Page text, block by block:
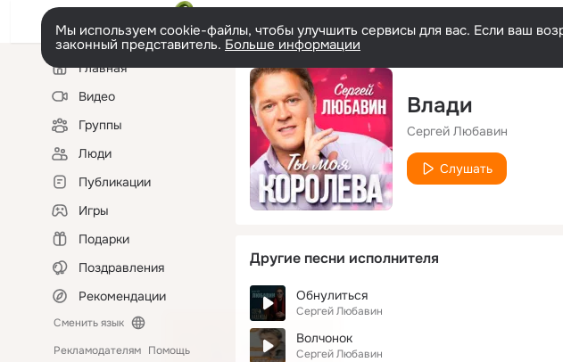
Мы используем cookie-файлы, чтобы улучшить сервисы для вас. Если ваш
законный представитель. Больше информации
Левая
колонкаГлавная
Видео
Группы
Люди
Публикации
Игры
Подарки
Поздравления
Рекомендации
Сменить язык
Рекламодателям Помощь
Влади
Сергей Любавин
Слушать
Другие песни исполнителя
Обнулиться
Сергей Любавин
Волчонок
Сергей Любавин